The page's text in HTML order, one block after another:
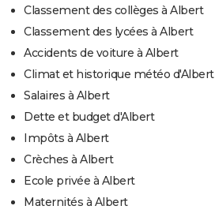
Classement des collèges à Albert
Classement des lycées à Albert
Accidents de voiture à Albert
Climat et historique météo d'Albert
Salaires à Albert
Dette et budget d'Albert
Impôts à Albert
Crèches à Albert
Ecole privée à Albert
Maternités à Albert